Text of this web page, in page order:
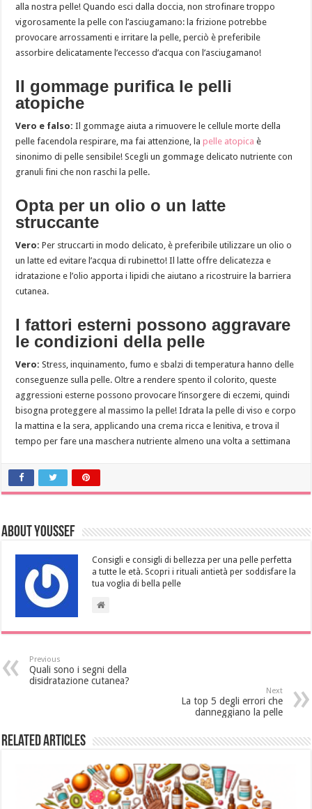
alla nostra pelle! Quando esci dalla doccia, non strofinare troppo
vigorosamente la pelle con l’asciugamano: la frizione potrebbe
provocare arrossamenti e irritare la pelle, perciò è preferibile
assorbire delicatamente l’eccesso d’acqua con l’asciugamano!
Il gommage purifica le pelli
atopiche
Vero e falso: Il gommage aiuta a rimuovere le cellule morte della
pelle facendola respirare, ma fai attenzione, lapelle atopicaè
sinonimo di pelle sensibile! Scegli un gommage delicato nutriente con
granuli fini che non raschi la pelle.
Opta per un olio o un latte
struccante
Vero: Per struccarti in modo delicato, è preferibile utilizzare un olio o
un latte ed evitare l’acqua di rubinetto! Il latte offre delicatezza e
idratazione e l’olio apporta i lipidi che aiutano a ricostruire la barriera
cutanea.
I fattori esterni possono aggravare
le condizioni della pelle
Vero: Stress, inquinamento, fumo e sbalzi di temperatura hanno delle
conseguenze sulla pelle. Oltre a rendere spento il colorito, queste
aggressioni esterne possono provocare l’insorgere di eczemi, quindi
bisogna proteggere al massimo la pelle! Idrata la pelle di viso e corpo
la mattina e la sera, applicando una crema ricca e lenitiva, e trova il
tempo per fare una maschera nutriente almeno una volta a settimana
About Youssef
Consigli e consigli di bellezza per una pelle perfetta
a tutte le età. Scopri i rituali antietà per soddisfare la
tua voglia di bella pelle
Previous
Quali sono i segni della
disidratazione cutanea?
Next
La top 5 degli errori che
danneggiano la pelle
Related Articles